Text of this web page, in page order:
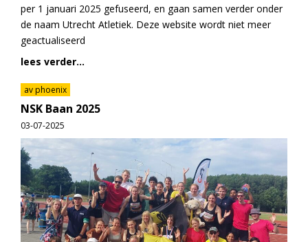
per 1 januari 2025 gefuseerd, en gaan samen verder onder
de naam Utrecht Atletiek. Deze website wordt niet meer
geactualiseerd
lees verder...
av phoenix
NSK Baan 2025
03-07-2025